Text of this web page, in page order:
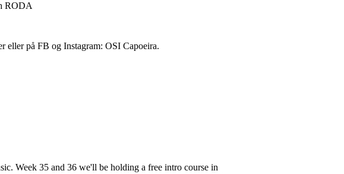
RODA
eller på FB og Instagram: OSI Capoeira.
Week 35 and 36 we'll be holding a free intro course in